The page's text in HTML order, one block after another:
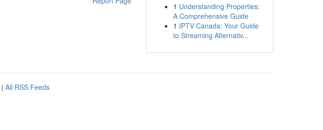
1 Understanding Properties:
A Comprehensive Guide
1 IPTV Canada: Your Guide
to Streaming Alternativ...
| All RSS Feeds